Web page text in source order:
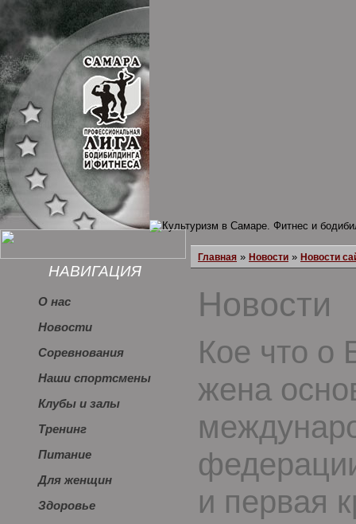
НАВИГАЦИЯ
О нас
Новости
Соревнования
Наши спортсмены
Клубы и залы
Тренинг
Питание
Для женщин
Здоровье
Главная » Новости » Новости
Новости
Кое что о
жена
и первая